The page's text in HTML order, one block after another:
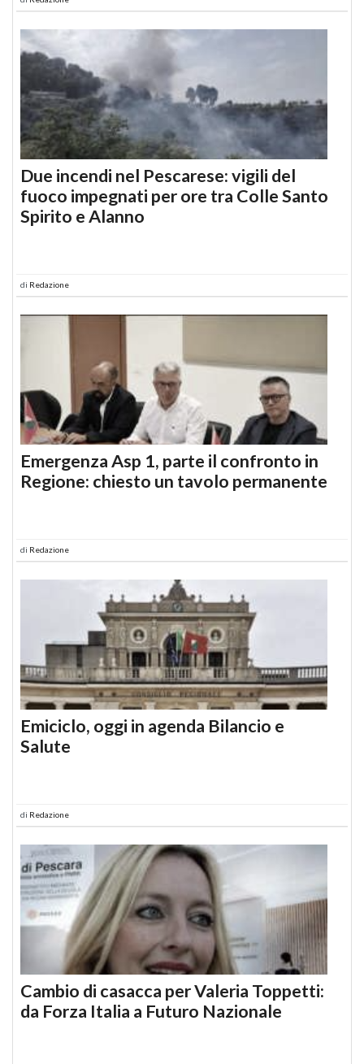
Due incendi nel Pescarese: vigili del
fuoco impegnati per ore tra Colle Santo
Spirito e Alanno
di Redazione
Emergenza Asp 1, parte il confronto in
Regione: chiesto un tavolo permanente
di Redazione
Emiciclo, oggi in agenda Bilancio e
Salute
di Redazione
Cambio di casacca per Valeria Toppetti:
da Forza Italia a Futuro Nazionale